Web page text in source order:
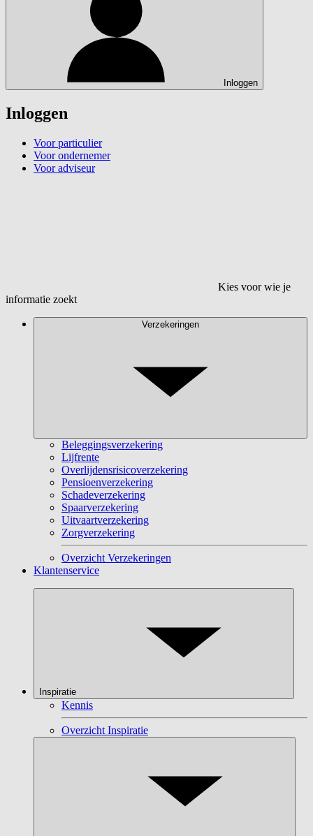
Inloggen
Inloggen
Voor particulier
Voor ondernemer
Voor adviseur
Kies voor wie je
informatie zoekt
Verzekeringen
Beleggingsverzekering
Lijfrente
Overlijdensrisicoverzekering
Pensioenverzekering
Schadeverzekering
Spaarverzekering
Uitvaartverzekering
Zorgverzekering
Overzicht Verzekeringen
Klantenservice
Inspiratie
Kennis
Overzicht Inspiratie